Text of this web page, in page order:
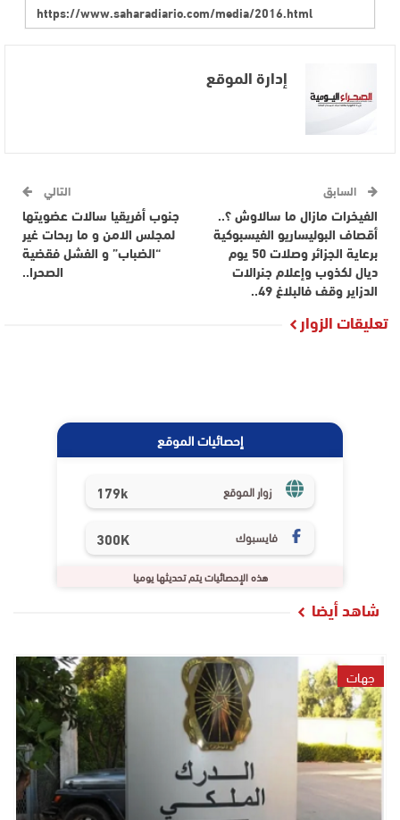
إدارة الموقع
السابق
الفيخرات مازال ما سالاوش ؟..
أقصاف البوليساريو الفيسبوكية
برعاية الجزائر وصلات 50 يوم
ديال لكذوب وإعلام جنرالات
الدزاير وقف فالبلاغ 49..
التالي
جنوب أفريقيا سالات عضويتها
لمجلس الامن و ما ربحات غير
“الضباب” و الفشل فقضية
الصحرا..
تعليقات الزوار
إحصائيات الموقع
زوار الموقع 179k
فايسبوك 300K
هذه الإحصائيات يتم تحديثها يوميا
شاهد أيضا
جهات